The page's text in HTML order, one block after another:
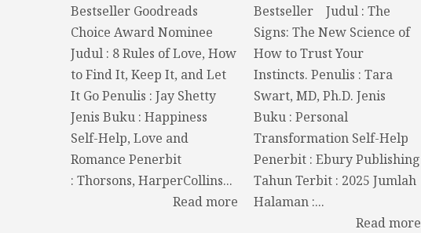
Bestseller Goodreads
Choice Award Nominee
Judul : 8 Rules of Love, How
to Find It, Keep It, and Let
It Go Penulis : Jay Shetty
Jenis Buku : Happiness
Self-Help, Love and
Romance Penerbit
: Thorsons, HarperCollins...
Read more
Bestseller Judul : The
Signs: The New Science of
How to Trust Your
Instincts. Penulis : Tara
Swart, MD, Ph.D. Jenis
Buku : Personal
Transformation Self-Help
Penerbit : Ebury Publishing
Tahun Terbit : 2025 Jumlah
Halaman :...
Read more